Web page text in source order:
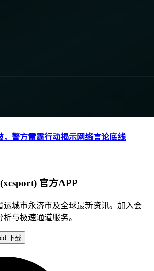
，警方雷霆行动揭示网络言论底线
官方APP
运城市永济市及全球最新资讯。加入会
与极速通道服务。
下载